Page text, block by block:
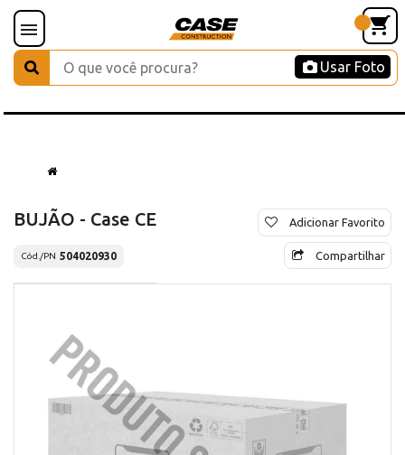
Usar Foto
BUJÃO - Case CE
Cód./PN 504020930
Adicionar Favorito
Compartilhar